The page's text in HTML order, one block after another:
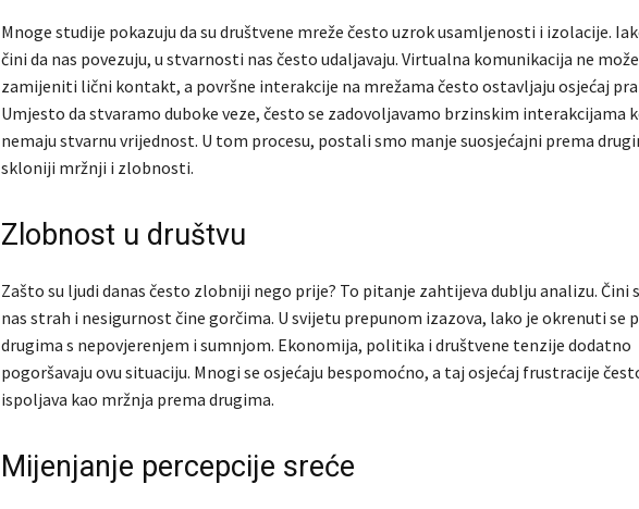
Mnoge studije pokazuju da su društvene mreže često uzrok usamljenosti i izolacije.
čini da nas povezuju, u stvarnosti nas često udaljavaju. Virtualna komunikacija ne može
zamijeniti lični kontakt, a površne interakcije na mrežama često ostavljaju osjećaj
Umjesto da stvaramo duboke veze, često se zadovoljavamo brzinskim interakcijama
nemaju stvarnu vrijednost. U tom procesu, postali smo manje suosjećajni prema
skloniji mržnji i zlobnosti.
Zlobnost u društvu
Zašto su ljudi danas često zlobniji nego prije? To pitanje zahtijeva dublju analizu. Čini
nas strah i nesigurnost čine gorčima. U svijetu prepunom izazova, lako je okrenuti se
drugima s nepovjerenjem i sumnjom. Ekonomija, politika i društvene tenzije dodatno
pogoršavaju ovu situaciju. Mnogi se osjećaju bespomoćno, a taj osjećaj frustracije
ispoljava kao mržnja prema drugima.
Mijenjanje percepcije sreće